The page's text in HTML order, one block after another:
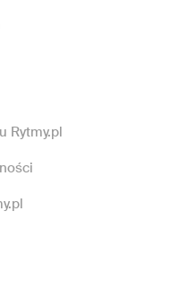
Rytmy.pl